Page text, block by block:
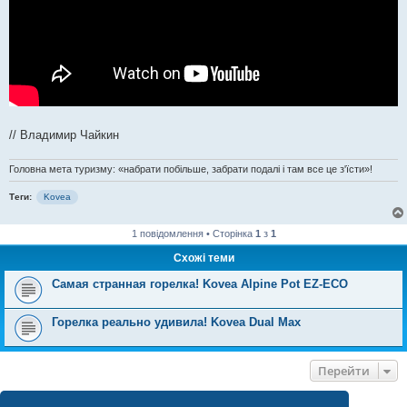
// Владимир Чайкин
Головна мета туризму: «набрати побільше, забрати подалі і там все це з'їсти»!
Теги: Kovea
1 повідомлення • Сторінка 1 з 1
Схожі теми
Самая странная горелка! Kovea Alpine Pot EZ-ECO
Горелка реально удивила! Kovea Dual Max
Перейти